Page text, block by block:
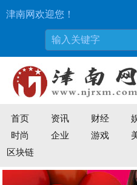
津南网欢迎您！
首页 资讯 财经
时尚
企业 游戏
区块链